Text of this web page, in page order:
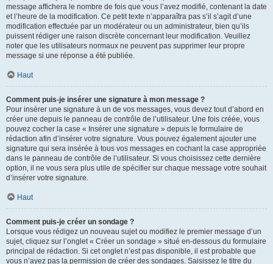
message affichera le nombre de fois que vous l’avez modifié, contenant la date
et l’heure de la modification. Ce petit texte n’apparaîtra pas s’il s’agit d’une
modification effectuée par un modérateur ou un administrateur, bien qu’ils
puissent rédiger une raison discrète concernant leur modification. Veuillez
noter que les utilisateurs normaux ne peuvent pas supprimer leur propre
message si une réponse a été publiée.
Haut
Comment puis-je insérer une signature à mon message ?
Pour insérer une signature à un de vos messages, vous devez tout d’abord en
créer une depuis le panneau de contrôle de l’utilisateur. Une fois créée, vous
pouvez cocher la case « Insérer une signature » depuis le formulaire de
rédaction afin d’insérer votre signature. Vous pouvez également ajouter une
signature qui sera insérée à tous vos messages en cochant la case appropriée
dans le panneau de contrôle de l’utilisateur. Si vous choisissez cette dernière
option, il ne vous sera plus utile de spécifier sur chaque message votre souhait
d’insérer votre signature.
Haut
Comment puis-je créer un sondage ?
Lorsque vous rédigez un nouveau sujet ou modifiez le premier message d’un
sujet, cliquez sur l’onglet « Créer un sondage » situé en-dessous du formulaire
principal de rédaction. Si cet onglet n’est pas disponible, il est probable que
vous n’ayez pas la permission de créer des sondages. Saisissez le titre du